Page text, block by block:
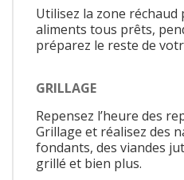
Utilisez la zone
aliments tous prêts,
préparez le reste de
GRILLAGE
Repensez l’heure des
Grillage et réalisez des
fondants, des viandes
grillé et bien plus.